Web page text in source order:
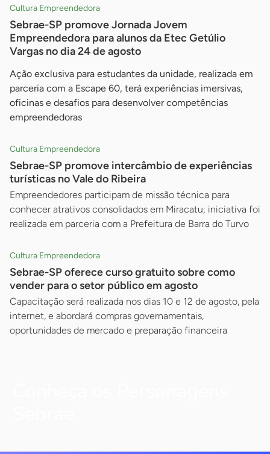
Cultura Empreendedora
Sebrae-SP promove Jornada Jovem
Empreendedora para alunos da Etec Getúlio
Vargas no dia 24 de agosto
Ação exclusiva para estudantes da unidade, realizada em
parceria com a Escape 60, terá experiências imersivas,
oficinas e desafios para desenvolver competências
empreendedoras
Cultura Empreendedora
Sebrae-SP promove intercâmbio de experiências
turísticas no Vale do Ribeira
Empreendedores participam de missão técnica para
conhecer atrativos consolidados em Miracatu; iniciativa foi
realizada em parceria com a Prefeitura de Barra do Turvo
Cultura Empreendedora
Sebrae-SP oferece curso gratuito sobre como
vender para o setor público em agosto
Capacitação será realizada nos dias 10 e 12 de agosto, pela
internet, e abordará compras governamentais,
oportunidades de mercado e preparação financeira